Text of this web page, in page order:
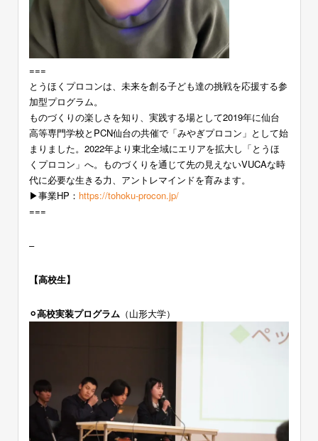
===
とうほくプロコンは、未来を創る子ども達の挑戦を応援する参
加型プログラム。
ものづくりの楽しさを知り、実践する場として2019年に仙台
高等専門学校とPCN仙台の共催で「みやぎプロコン」として始
まりました。2022年より東北全域にエリアを拡大し「とうほ
くプロコン」へ。ものづくりを通じて先の見えないVUCAな時
代に必要な生きる力、アントレマインドを育みます。
▶︎事業HP： https://tohoku-procon.jp/
===
–
【高校生】
⚪︎高校実装プログラム （山形大学）